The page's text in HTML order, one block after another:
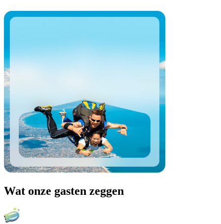
Wat onze gasten zeggen